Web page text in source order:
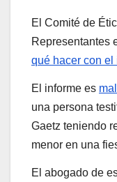
El Comité de
Representantes
qué hacer con el
El informe es
una persona
Gaetz teniendo
menor en una
El abogado de